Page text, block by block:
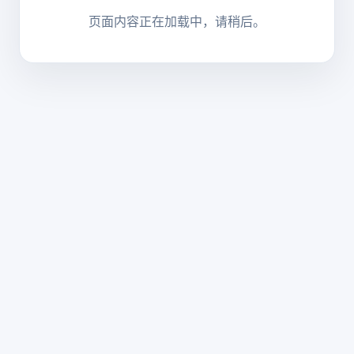
页面内容正在加载中，请稍后。